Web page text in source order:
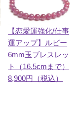
【恋愛運強化/仕事
運アップ】ルビー
6mm玉ブレスレッ
ト（16.5cmまで）
8,900円（税込）